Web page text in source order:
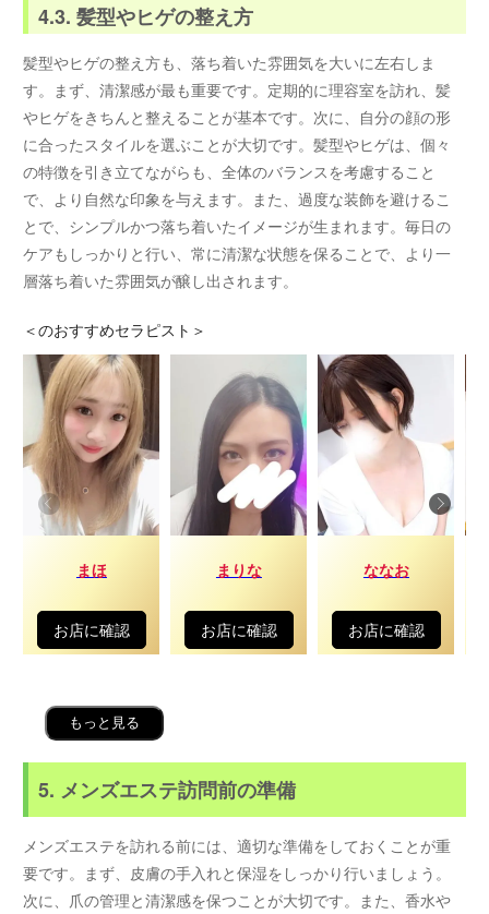
4.3. 髪型やヒゲの整え方
髪型やヒゲの整え方も、落ち着いた雰囲気を大いに左右しま
す。まず、清潔感が最も重要です。定期的に理容室を訪れ、髪
やヒゲをきちんと整えることが基本です。次に、自分の顔の形
に合ったスタイルを選ぶことが大切です。髪型やヒゲは、個々
の特徴を引き立てながらも、全体のバランスを考慮すること
で、より自然な印象を与えます。また、過度な装飾を避けるこ
とで、シンプルかつ落ち着いたイメージが生まれます。毎日の
ケアもしっかりと行い、常に清潔な状態を保ることで、より一
層落ち着いた雰囲気が醸し出されます。
＜のおすすめセラピスト＞
まほ
お店に確認
まりな
お店に確認
ななお
お店に確認
もっと見る
5. メンズエステ訪問前の準備
メンズエステを訪れる前には、適切な準備をしておくことが重
要です。まず、皮膚の手入れと保湿をしっかり行いましょう。
次に、爪の管理と清潔感を保つことが大切です。また、香水や